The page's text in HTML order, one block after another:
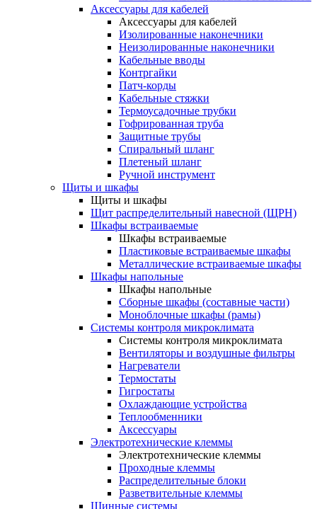
Аксессуары для кабелей
Аксессуары для кабелей
Изолированные наконечники
Неизолированные наконечники
Кабельные вводы
Контргайки
Патч-корды
Кабельные стяжки
Термоусадочные трубки
Гофрированная труба
Защитные трубы
Спиральный шланг
Плетеный шланг
Ручной инструмент
Щиты и шкафы
Щиты и шкафы
Щит распределительный навесной (ЩРН)
Шкафы встраиваемые
Шкафы встраиваемые
Пластиковые встраиваемые шкафы
Металлические встраиваемые шкафы
Шкафы напольные
Шкафы напольные
Сборные шкафы (составные части)
Моноблочные шкафы (рамы)
Системы контроля микроклимата
Системы контроля микроклимата
Вентиляторы и воздушные фильтры
Нагреватели
Термостаты
Гигростаты
Охлаждающие устройства
Теплообменники
Аксессуары
Электротехнические клеммы
Электротехнические клеммы
Проходные клеммы
Распределительные блоки
Разветвительные клеммы
Шинные системы